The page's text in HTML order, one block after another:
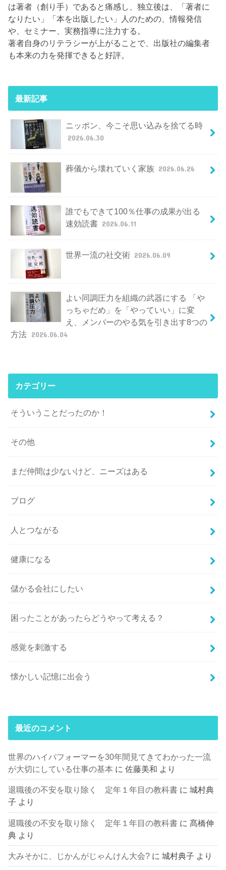
は著者（創り手）であると痛感し、独立後は、「著者に
なりたい」「本を出版したい」人のための、情報発信
や、セミナー、実務指導に注力する。
著者自身のリテラシーが上がることで、出版社の編集者
も本来の力を発揮できると好評。
最新記事
ニッポン、今こそ思い込みを捨てる時
2026.06.30
葬儀から壊れていく家族 2026.06.26
誰でもできて100％仕事の成果が出る
速効読書 2026.06.11
世界一流の社交術 2026.06.09
よい同調圧力を組織の武器にする 「や
っちゃだめ」を「やっていい」に変
え、メンバーのやる気を引き出す8つの
方法 2026.06.04
カテゴリー
そういうことだったのか！
その他
まだ仲間は少ないけど、ニーズはある
ブログ
人とつながる
健康になる
儲かる会社にしたい
困ったことがあったらどうやって考える？
感覚を刺激する
懐かしい記憶に出会う
最近のコメント
世界のハイパフォーマーを30年間見てきてわかった一流
が大切にしている仕事の基本 に佐藤美和 より
退職後の不安を取り除く 定年１年目の教科書 に城村典
子 より
退職後の不安を取り除く 定年１年目の教科書 に髙橋伸
典 より
大みそかに、じかんがじゃんけん大会? に城村典子 より